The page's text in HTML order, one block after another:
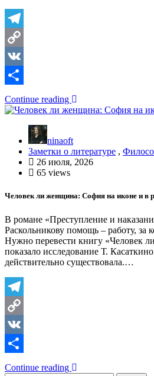
Telegram
Copy
Link
VK
Отправить
Continue reading
ninaoft
Заметки о литературе ,
26 июля, 2026
65 views
Человек ли женщина: София на иконе и в
В романе «Преступление и
Раскольникову помощь – работу, за
Нужно перевести книгу «Человек
показало исследование Т.
действительно существовала.…
Telegram
Copy
Link
VK
Отправить
Continue reading